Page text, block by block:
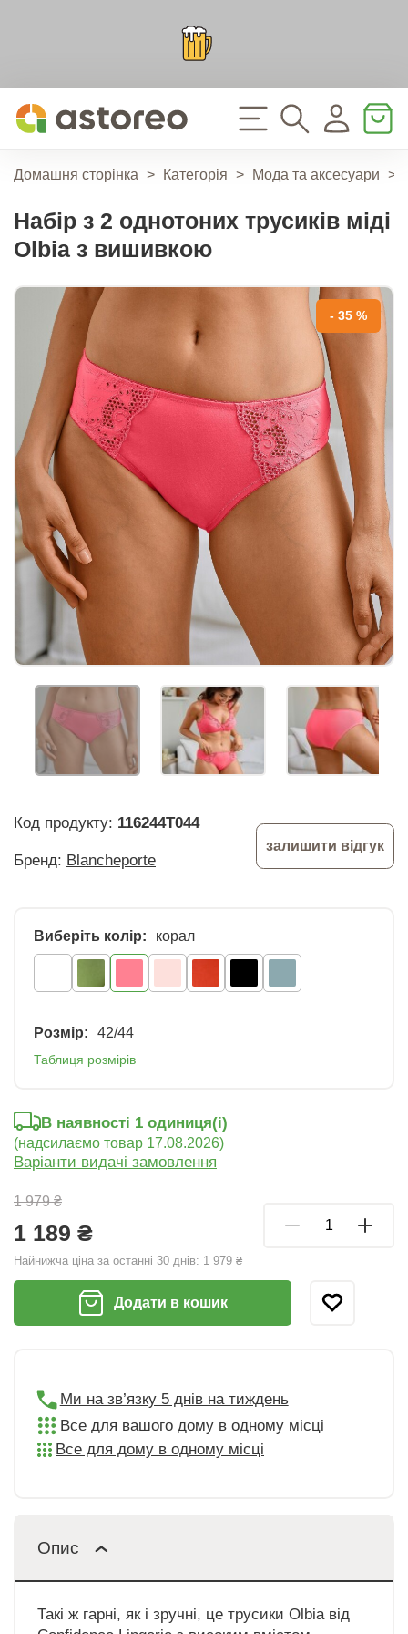
Домашня сторінка > Категорія > Мода та аксесуари >
Набір з 2 однотоних трусиків міді
Olbia з вишивкою
- 35 %
Код продукту: 116244T044
Бренд: Blancheporte
залишити відгук
Виберіть колір: корал
Розмір: 42/44
Таблиця розмірів
1 979 ₴
1 189 ₴
Найнижча ціна за останні 30 днів: 1 979 ₴
В наявності 1 oдиниця(і)
(надсилаємо товар 17.08.2026)
Варіанти видачі замовлення
Додати в кошик
Ми на зв’язку 5 днів на тиждень
Все для вашого дому в одному місці
Все для дому в одному місці
Опис
Такі ж гарні, як і зручні, це трусики Olbia від